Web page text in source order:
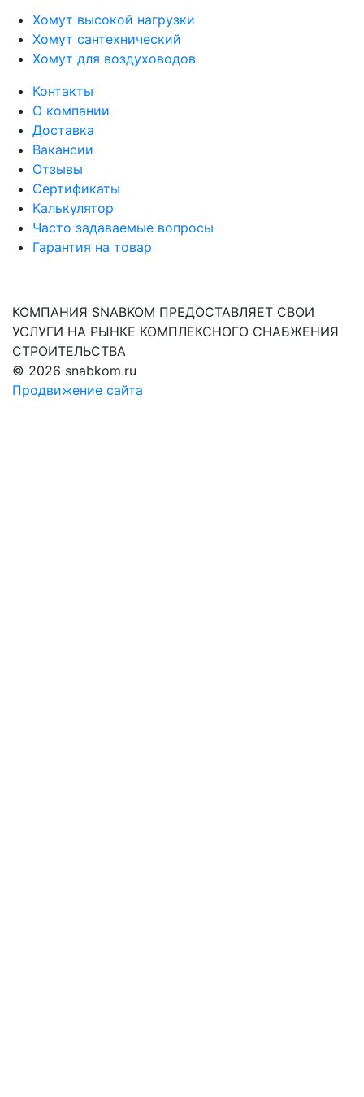
Хомут высокой нагрузки
Хомут сантехнический
Хомут для воздуховодов
Контакты
О компании
Доставка
Вакансии
Отзывы
Сертификаты
Калькулятор
Часто задаваемые вопросы
Гарантия на товар
КОМПАНИЯ SNABKOM ПРЕДОСТАВЛЯЕТ СВОИ
УСЛУГИ НА РЫНКЕ КОМПЛЕКСНОГО СНАБЖЕНИЯ
СТРОИТЕЛЬСТВА
© 2026 snabkom.ru
Продвижение сайта